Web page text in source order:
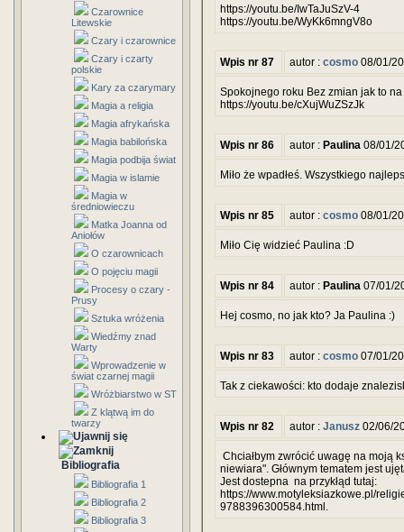
Czarownice
Litewskie
Czary i czarownice
Czary i czarty
polskie
Kary za czarymary
Magia a religia
Magia afrykańska
Magia babilońska
Magia podbija świat
Magia w islamie
Magia w
średniowieczu
Matka Joanna od
Aniołów
O czarownicach
O pojęciu magii
Procesy o czary -
Prusy
Sztuka wróżenia
Wiedźmy znad
Warty
Wprowadzenie w
świat czarnej magii
Wróżbiarstwo w ST
Z klątwą im do
twarzy
Bibliografia
Bibliografia 1
Bibliografia 2
Bibliografia 3
https://youtu.be/IwTaJuSzV-4
https://youtu.be/WyKk6mngV8o
Wpis nr 87 autor : cosmo08/01/
Spokojnego roku Bez zmian jak to
https://youtu.be/cXujWuZSzJk
Wpis nr 86 autor : Paulina08/01/
Miło że wpadłeś. Wszystkiego
Wpis nr 85 autor : cosmo08/01/
Miło Cię widzieć Paulina :D
Wpis nr 84 autor : Paulina07/01/
Hej cosmo, no jak kto? Ja Paulina :)
Wpis nr 83 autor : cosmo07/01/
Tak z ciekawości: kto dodaje
Wpis nr 82 autor : Janusz02/06/
Chciałbym zwrócić uwagę na moją
niewiara". Głównym tematem jest
Jest dostepna na przykłąd tutaj:
https://www.motyleksiazkowe.pl/
9788396300584.html.